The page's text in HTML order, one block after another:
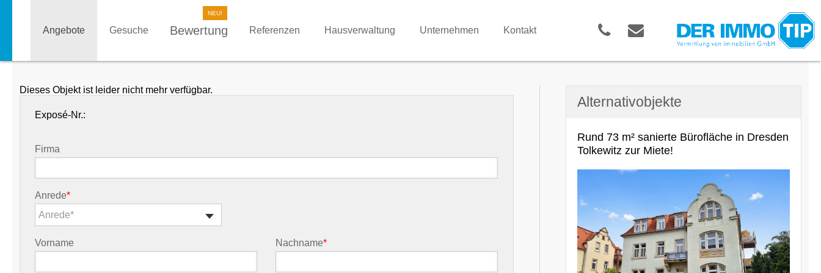
Angebote Gesuche Bewertung Referenzen Hausverwaltung Unternehmen Kontakt
Dieses Objekt ist leider nicht mehr verfügbar.
Exposé-Nr.:
Firma
Anrede*
Anrede*
Vorname Nachname*
Alternativobjekte
Rund 73 m² sanierte Bürofläche in Dresden
Tolkewitz zur Miete!